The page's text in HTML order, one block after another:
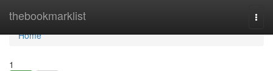
thebookmarklist
Home
Home
1